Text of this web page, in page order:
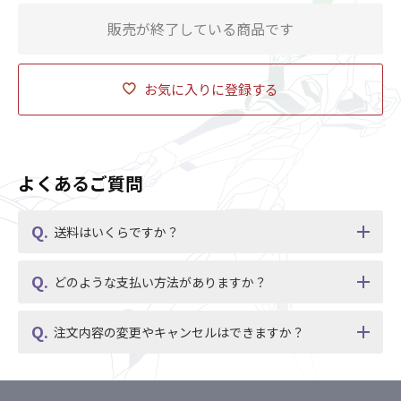
お気に入りに登録する
販売が終了している商品です
よくあるご質問
送料はいくらですか？
どのような支払い方法がありますか？
注文内容の変更やキャンセルはできますか？